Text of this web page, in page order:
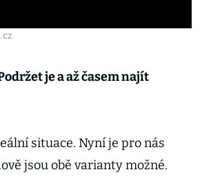
je a až časem najít
situace. Nyní je pro nás
jsou obě varianty možné.